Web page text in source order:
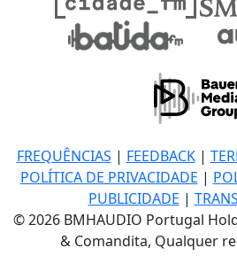
FREQUÊNCIAS | FEEDBACK|
POLÍTICA DE PRIVACIDADE |
PUBLICIDADE |
© 2026 BMHAUDIO Portugal
& Comandita, Qualquer